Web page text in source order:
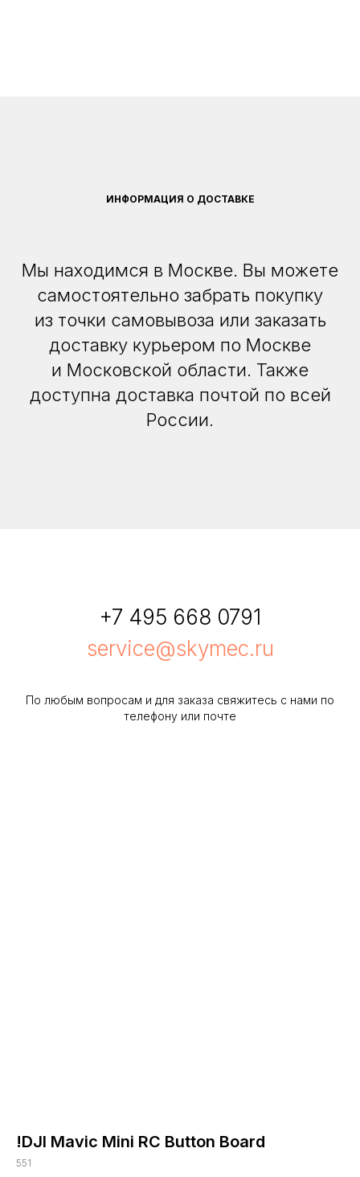
ИНФОРМАЦИЯ О ДОСТАВКЕ
Мы находимся в Москве. Вы можете
самостоятельно забрать покупку
из точки самовывоза или заказать
доставку курьером по Москве
и Московской области. Также
доступна доставка почтой по всей
России.
+7 495 668 0791
service@skymec.ru
По любым вопросам и для заказа свяжитесь с нами по
телефону или почте
!DJI Mavic Mini RC Button Board
551